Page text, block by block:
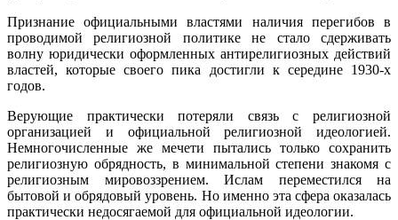
Признание официальными властями наличия перегибов в
проводимой религиозной политике не стало сдерживать
волну юридически оформленных антирелигиозных действий
властей, которые своего пика достигли к середине 1930-х
годов.
Верующие практически потеряли связь с религиозной
организацией и официальной религиозной идеологией.
Немногочисленные же мечети пытались только сохранить
религиозную обрядность, в минимальной степени знакомя с
религиозным мировоззрением. Ислам переместился на
бытовой и обрядовый уровень. Но именно эта сфера оказалась
практически недосягаемой для официальной идеологии.